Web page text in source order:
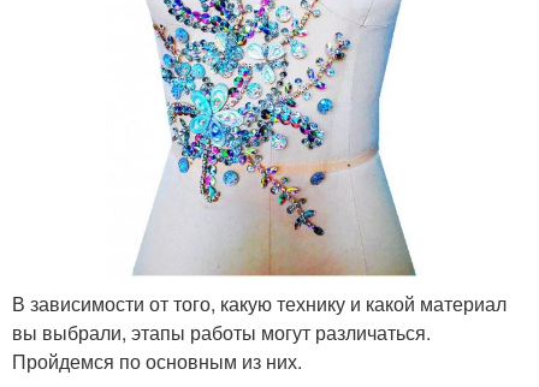
В зависимости от того, какую технику и какой материал
вы выбрали, этапы работы могут различаться.
Пройдемся по основным из них.